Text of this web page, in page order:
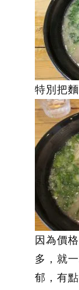
特別把
因為價
多，就
郁，有